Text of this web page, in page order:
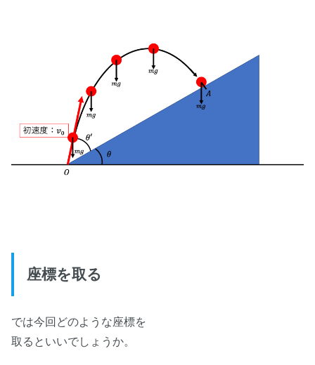
座標を取る
では今回どのような座標を
取るといいでしょうか。